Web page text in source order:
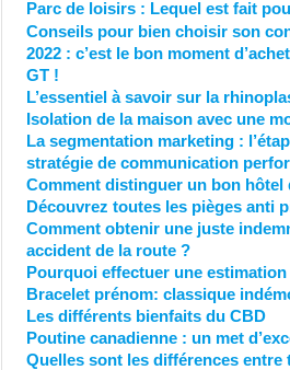
Parc de loisirs : Lequel est fait
Conseils pour bien choisir son
2022 : c’est le bon moment
GT !
L’essentiel à savoir sur la
Isolation de la maison avec une
La segmentation marketing :
stratégie de communication
Comment distinguer un bon hôtel
Découvrez toutes les pièges anti
Comment obtenir une juste
accident de la route ?
Pourquoi effectuer une
Bracelet prénom: classique
Les différents bienfaits du CBD
Poutine canadienne : un met
Quelles sont les différences entre